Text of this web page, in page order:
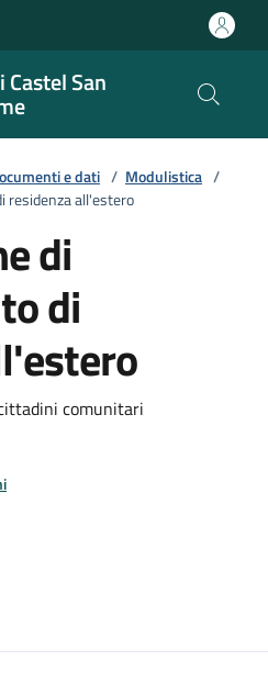
Castel San
e dati / Modulistica /
residenza all'estero
di
di
comunitari